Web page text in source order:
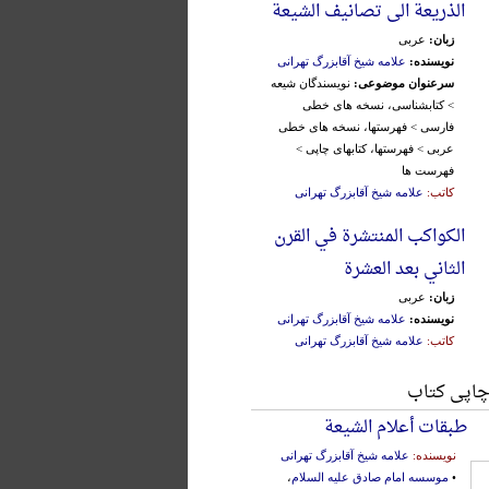
الذریعة الی تصانیف الشیعة
زبان: عربی
نویسنده: علامه شیخ آقابزرگ تهرانی
سرعنوان موضوعی: نویسندگان شیعه
> کتابشناسی، نسخه های خطی
فارسی > فهرستها، نسخه های خطی
عربی > فهرستها، کتابهای چاپی >
فهرست ها
کاتب: علامه شیخ آقابزرگ تهرانی
الکواکب المنتشرة في القرن
الثاني بعد العشرة
زبان: عربی
نویسنده: علامه شیخ آقابزرگ تهرانی
کاتب: علامه شیخ آقابزرگ تهرانی
کتاب
طبقات أعلام الشیعة
نویسنده: علامه شیخ آقابزرگ تهرانی
• موسسه امام صادق علیه السلام،